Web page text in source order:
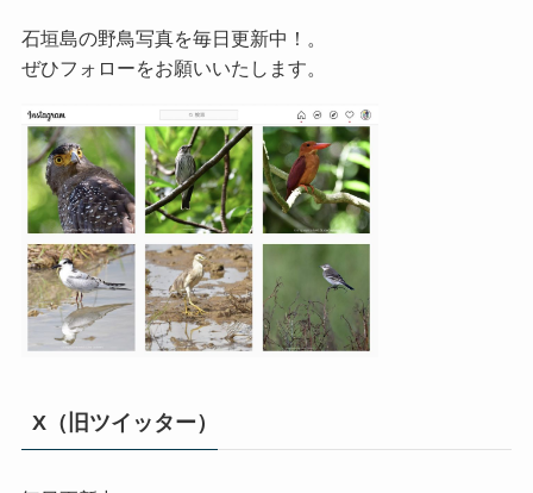
石垣島の野鳥写真を毎日更新中！。
ぜひフォローをお願いいたします。
X（旧ツイッター）